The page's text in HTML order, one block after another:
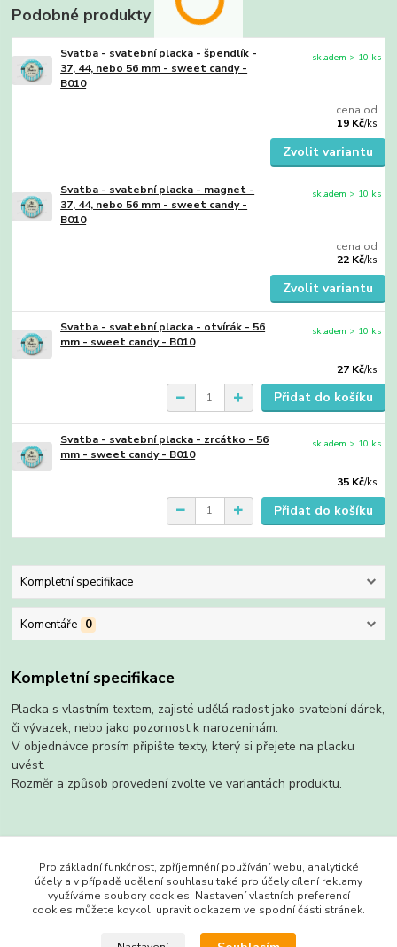
Podobné produkty
Svatba - svatební placka - špendlík -
37, 44, nebo 56 mm - sweet candy -
B010
cena od
19 Kč/ks
skladem > 10 ks
Zvolit variantu
Svatba - svatební placka - magnet -
37, 44, nebo 56 mm - sweet candy -
B010
cena od
22 Kč/ks
skladem > 10 ks
Zvolit variantu
Svatba - svatební placka - otvírák - 56
mm - sweet candy - B010
27 Kč/ks
skladem > 10 ks
Přidat do košíku
Svatba - svatební placka - zrcátko - 56
mm - sweet candy - B010
35 Kč/ks
skladem > 10 ks
Přidat do košíku
Kompletní specifikace
Komentáře 0
Kompletní specifikace
Placka s vlastním textem, zajisté udělá radost jako svatební dárek,
či vývazek, nebo jako pozornost k narozeninám.
V objednávce prosím připište texty, který si přejete na placku
uvést.
Rozměr a způsob provedení zvolte ve variantách produktu.
Zboží zařazeno v kategoriích
Placky
Pro základní funkčnost, zpříjemnění používání webu, analytické
účely a v případě udělení souhlasu také pro účely cílení reklamy
využíváme soubory cookies. Nastavení vlastních preferencí
cookies můžete kdykoli upravit odkazem ve spodní části stránek.